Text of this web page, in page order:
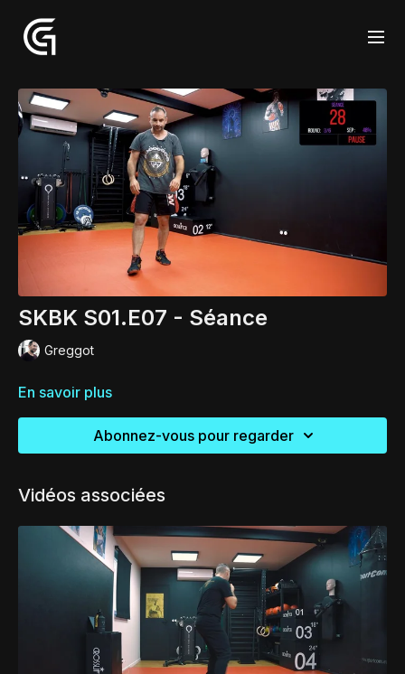
SKBK S01.E07 - Séance
Greggot
En savoir plus
Abonnez-vous pour regarder
Vidéos associées